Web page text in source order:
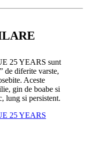
25 YEARS sunt
de diferite varste,
Aceste
gin de boabe si
lung si persistent.
25 YEARS